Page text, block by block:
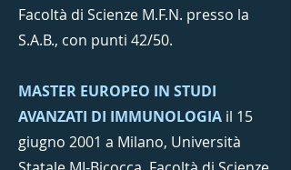
Facoltà di Scienze M.F.N. presso la
S.A.B., con punti 42/50.
MASTER EUROPEO IN STUDI
AVANZATI DI IMMUNOLOGIA il 15
giugno 2001 a Milano, Università